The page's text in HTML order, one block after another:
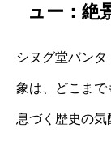
ュー：絶
シヌグ堂バン
象は、どこまで
息づく歴史の